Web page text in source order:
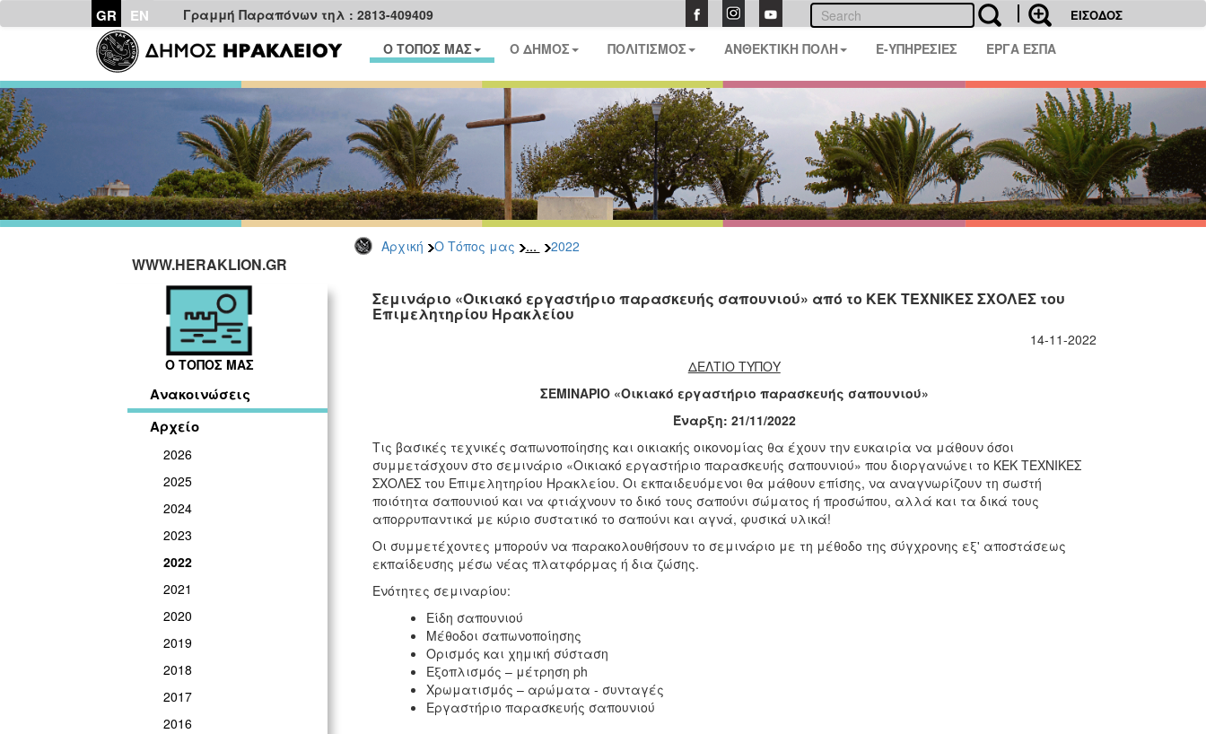
GR EN Γραμμή Παραπόνων τηλ : 2813-409409 ΕΙΣΟΔΟΣ
Ο ΤΟΠΟΣ ΜΑΣ Ο ΔΗΜΟΣ ΠΟΛΙΤΙΣΜΟΣ ΑΝΘΕΚΤΙΚΗ ΠΟΛΗ E-ΥΠΗΡΕΣΙΕΣ ΕΡΓΑ ΕΣΠΑ
Αρχική Ο Τόπος μας ... 2022
WWW.HERAKLION.GR
Ο ΤΟΠΟΣ ΜΑΣ
Ανακοινώσεις
Αρχείο
2026
2025
2024
2023
2022
2021
2020
2019
2018
2017
2016
Σεμινάριο «Οικιακό εργαστήριο παρασκευής σαπουνιού» από το ΚΕΚ ΤΕΧΝΙΚΕΣ ΣΧΟΛΕΣ του
Επιμελητηρίου Ηρακλείου
14-11-2022
ΔΕΛΤΙΟ ΤΥΠΟΥ
ΣΕΜΙΝΑΡΙΟ «Οικιακό εργαστήριο παρασκευής σαπουνιού»
Έναρξη: 21/11/2022
Τις βασικές τεχνικές σαπωνοποίησης και οικιακής οικονομίας θα έχουν την ευκαιρία να μάθουν όσοι
συμμετάσχουν στο σεμινάριο «Οικιακό εργαστήριο παρασκευής σαπουνιού» που διοργανώνει το ΚΕΚ ΤΕΧΝΙΚΕΣ
ΣΧΟΛΕΣ του Επιμελητηρίου Ηρακλείου. Οι εκπαιδευόμενοι θα μάθουν επίσης, να αναγνωρίζουν τη σωστή
ποιότητα σαπουνιού και να φτιάχνουν το δικό τους σαπούνι σώματος ή προσώπου, αλλά και τα δικά τους
απορρυπαντικά με κύριο συστατικό το σαπούνι και αγνά, φυσικά υλικά!
Οι συμμετέχοντες μπορούν να παρακολουθήσουν το σεμινάριο με τη μέθοδο της σύγχρονης εξ' αποστάσεως
εκπαίδευσης μέσω νέας πλατφόρμας ή δια ζώσης.
Ενότητες σεμιναρίου:
Είδη σαπουνιού
Μέθοδοι σαπωνοποίησης
Ορισμός και χημική σύσταση
Εξοπλισμός – μέτρηση ph
Χρωματισμός – αρώματα - συνταγές
Εργαστήριο παρασκευής σαπουνιού